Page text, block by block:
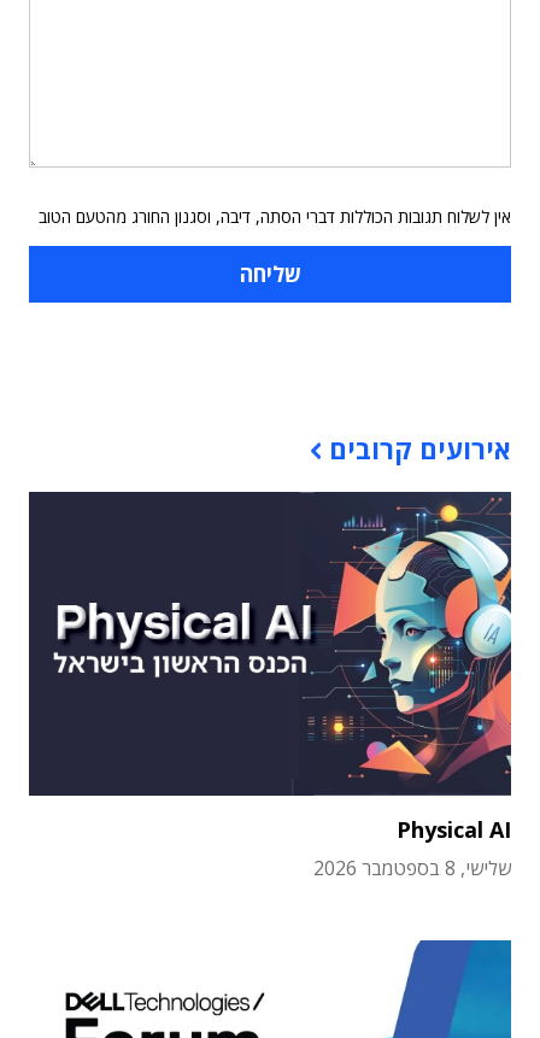
אין לשלוח תגובות הכוללות דברי הסתה, דיבה, וסגנון החורג מהטעם הטוב
אירועים קרובים
Physical AI
שלישי, 8 בספטמבר 2026